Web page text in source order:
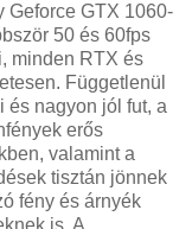
Geforce GTX 1060-
50 és 60fps
minden RTX és
Függetlenül
és nagyon jól fut, a
erős
valamint a
tisztán jönnek
fény és árnyék
is. A